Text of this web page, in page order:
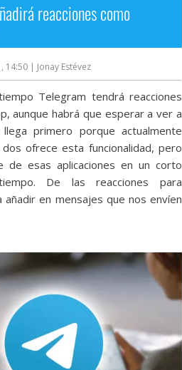
reacciones como
14:50 | Jonay Estévez
Telegram tendrá reacciones
aunque habrá que esperar a ver a
llega primero porque actualmente
ofrece esta funcionalidad, pero
de esas aplicaciones en un corto
De las reacciones para
añadir en mensajes que nos envíen